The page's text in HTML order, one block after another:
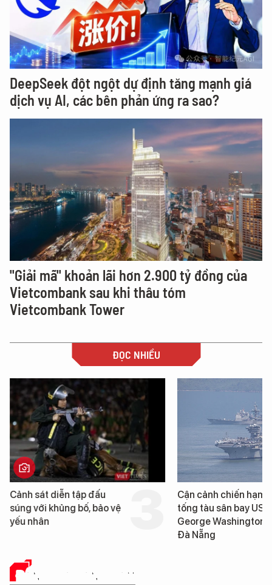
DeepSeek đột ngột dự định tăng mạnh giá
dịch vụ AI, các bên phản ứng ra sao?
"Giải mã" khoản lãi hơn 2.900 tỷ đồng của
Vietcombank sau khi thâu tóm
Vietcombank Tower
ĐỌC NHIỀU
Cảnh sát diễn tập đấu
súng với khủng bố, bảo vệ
yếu nhân
Cận cảnh chiến hạm
tống tàu sân bay USS
George Washington
Đà Nẵng
ĐÁNH GIÁ SẢN PHẨM